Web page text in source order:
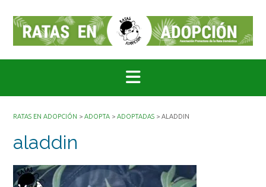
contenido
RATAS EN ADOPCIÓN > ADOPTA > ADOPTADAS > ALADDIN
aladdin